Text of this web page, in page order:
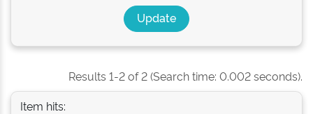
Results 1-2 of 2 (Search time: 0.002 seconds).
Item hits: